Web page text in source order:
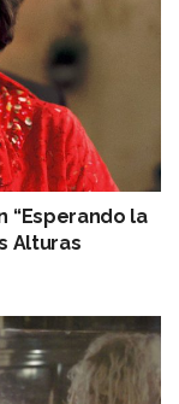
“Esperando la
Alturas